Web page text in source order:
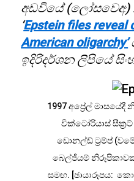
අඩවියේ (ලෝසවෙඅ)
‘Epstein files reveal
American oligarchy’
ඉදිරිදර්ශන ලිපියේ
1997 අප්‍රේල්
වික්ටෝරියාස් සීක්‍රට්
ඩොනල්ඩ් ට්‍රම්ප්
බෙල්ජියම්
සමඟ. [ඡායාරූපය: